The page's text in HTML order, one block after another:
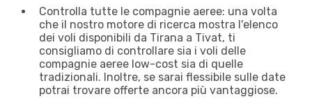
Controlla tutte le compagnie aeree: una volta
che il nostro motore di ricerca mostra l'elenco
dei voli disponibili da Tirana a Tivat, ti
consigliamo di controllare sia i voli delle
compagnie aeree low-cost sia di quelle
tradizionali. Inoltre, se sarai flessibile sulle date
potrai trovare offerte ancora più vantaggiose.